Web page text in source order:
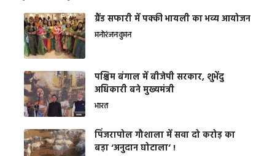
ग्रैंड सफारी में पक्की भायली का भव्य आयोजन
मनोरंजनवुमन
पश्चिम बंगाल में बीजेपी सरकार, शुभेंदु
अधिकारी बने मुख्यमंत्री
भारत
​पिंजरापोल गौशाला में सवा दो करोड़ का
बड़ा ‘अनुदान घोटाला’ !